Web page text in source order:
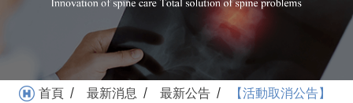
Registration
就醫指南
Medical Instruction
首頁 / 最新消息 / 最新公告 / 【活動取消公告】